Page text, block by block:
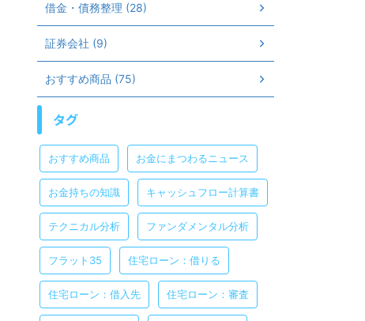
借金・債務整理 (28)
証券会社 (9)
おすすめ商品 (75)
タグ
おすすめ商品 お金にまつわるニュース
お金持ちの知識 キャッシュフロー計算書
テクニカル分析 ファンダメンタル分析
フラット35 住宅ローン：借りる
住宅ローン：借入先 住宅ローン：審査